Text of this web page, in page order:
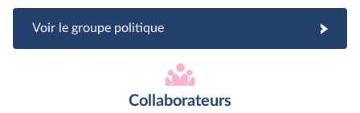
Voir le groupe politique
Collaborateurs